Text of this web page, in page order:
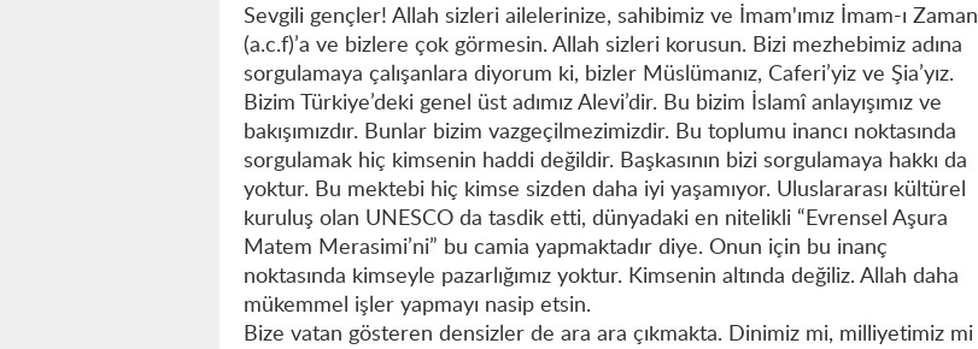
Sevgili gençler! Allah sizleri ailelerinize, sahibimiz ve İmam'ımız İmam-ı Zaman
(a.c.f)’a ve bizlere çok görmesin. Allah sizleri korusun. Bizi mezhebimiz adına
sorgulamaya çalışanlara diyorum ki, bizler Müslümanız, Caferi’yiz ve Şia’yız.
Bizim Türkiye’deki genel üst adımız Alevi’dir. Bu bizim İslamî anlayışımız ve
bakışımızdır. Bunlar bizim vazgeçilmezimizdir. Bu toplumu inancı noktasında
sorgulamak hiç kimsenin haddi değildir. Başkasının bizi sorgulamaya hakkı da
yoktur. Bu mektebi hiç kimse sizden daha iyi yaşamıyor. Uluslararası kültürel
kuruluş olan UNESCO da tasdik etti, dünyadaki en nitelikli “Evrensel Aşura
Matem Merasimi’ni” bu camia yapmaktadır diye. Onun için bu inanç
noktasında kimseyle pazarlığımız yoktur. Kimsenin altında değiliz. Allah daha
mükemmel işler yapmayı nasip etsin.
Bize vatan gösteren densizler de ara ara çıkmakta. Dinimiz mi, milliyetimiz mi